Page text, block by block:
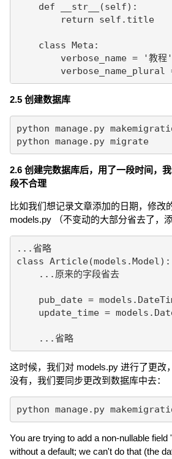
def __str__(self):
return self.title
class Meta:
verbose_name = '教程'
verbose_name_plural =
2.5 创建数据库
python manage.py
python manage.py migrate
2.6 创建完数据库后，用了一段时间，
段不合理
比如我们想记录文章添加的日期，修改
models.py （不变动的大部分省去了，
...省略
class Article(models.Model):
...原来的字段省去
pub_date =
update_time =
...省略
这时候，我们对 models.py 进行了更改
没有，我们要同步更改到数据库中去：
python manage.py
You are trying to add a non-nullable field
without a default; we can't do that (the